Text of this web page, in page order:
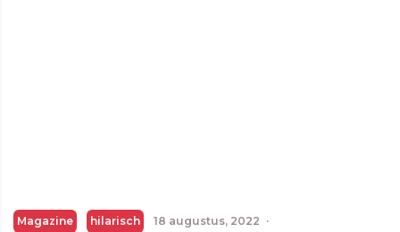
Magazine hilarisch 18 augustus, 2022 ·